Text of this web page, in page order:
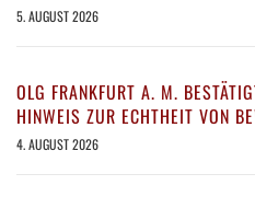
5. AUGUST 2026
OLG FRANKFURT A. M.
HINWEIS ZUR ECHTHEIT VON
4. AUGUST 2026